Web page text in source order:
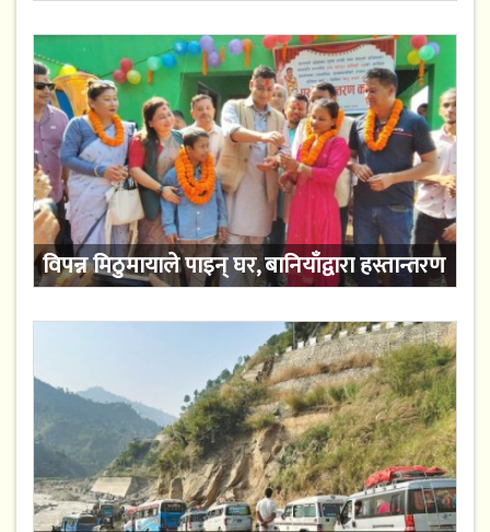
विपन्न मिठुमायाले पाइन् घर, बानियाँद्वारा हस्तान्तरण